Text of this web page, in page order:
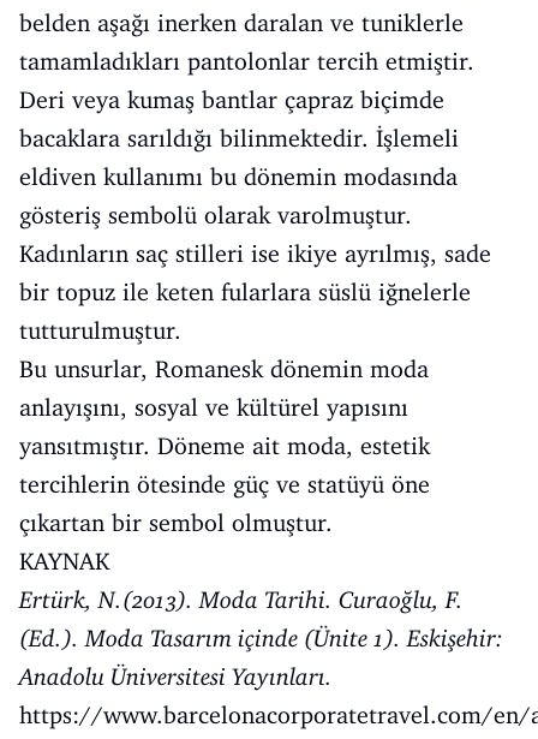
belden aşağı inerken daralan ve tuniklerle
tamamladıkları pantolonlar tercih etmiştir.
Deri veya kumaş bantlar çapraz biçimde
bacaklara sarıldığı bilinmektedir. İşlemeli
eldiven kullanımı bu dönemin modasında
gösteriş sembolü olarak varolmuştur.
Kadınların saç stilleri ise ikiye ayrılmış, sade
bir topuz ile keten fularlara süslü iğnelerle
tutturulmuştur.
Bu unsurlar, Romanesk dönemin moda
anlayışını, sosyal ve kültürel yapısını
yansıtmıştır. Döneme ait moda, estetik
tercihlerin ötesinde güç ve statüyü öne
çıkartan bir sembol olmuştur.
KAYNAK
Ertürk, N.(2013). Moda Tarihi. Curaoğlu, F.
(Ed.). Moda Tasarım içinde (Ünite 1). Eskişehir:
Anadolu Üniversitesi Yayınları.
https://www.barcelonacorporatetravel.com/en/